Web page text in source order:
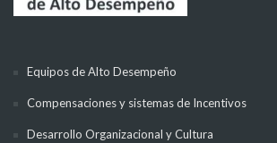
Equipos de Alto Desempeño
Compensaciones y sistemas de Incentivos
Desarrollo Organizacional y Cultura